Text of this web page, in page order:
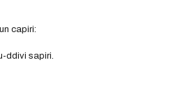
capiri:
ddivi sapiri.